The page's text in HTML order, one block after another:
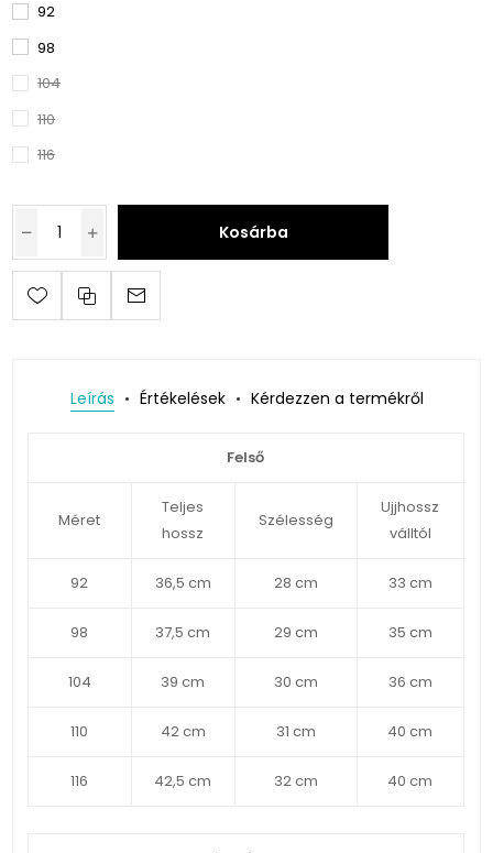
92
98
104
110
116
Kosárba
Leírás Értékelések Kérdezzen a termékről
Felső
Méret
Teljes
hossz
Szélesség
Ujjhossz
válltól
92 36,5 cm 28 cm 33 cm
98 37,5 cm 29 cm 35 cm
104 39 cm 30 cm 36 cm
110 42 cm 31 cm 40 cm
116 42,5 cm 32 cm 40 cm